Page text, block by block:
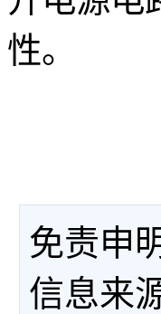
性。
免责申
信息来